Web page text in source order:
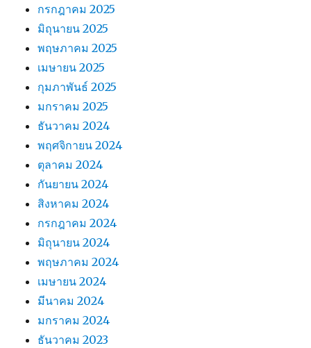
กรกฎาคม 2025
มิถุนายน 2025
พฤษภาคม 2025
เมษายน 2025
กุมภาพันธ์ 2025
มกราคม 2025
ธันวาคม 2024
พฤศจิกายน 2024
ตุลาคม 2024
กันยายน 2024
สิงหาคม 2024
กรกฎาคม 2024
มิถุนายน 2024
พฤษภาคม 2024
เมษายน 2024
มีนาคม 2024
มกราคม 2024
ธันวาคม 2023